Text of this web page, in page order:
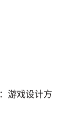
游戏设计方